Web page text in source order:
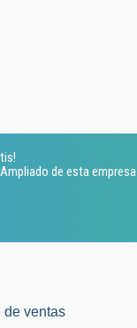
de esta empresa
de ventas